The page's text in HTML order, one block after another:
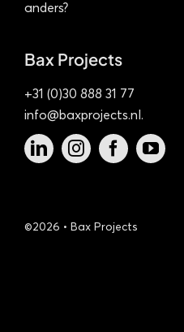
anders?
Bax Projects
+31 (0)30 888 31 77
info@baxprojects.nl .
©2026 • Bax Projects